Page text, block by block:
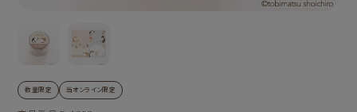
数量限定 当オンライン限定